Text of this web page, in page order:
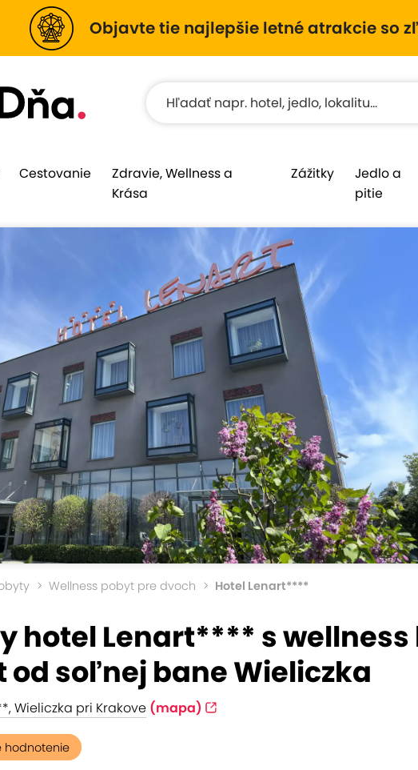
Objavte tie najlepšie letné atrakcie so
Cestovanie
Zdravie, Wellness a
Krása
Zážitky
Jedlo a
pitie
Wellness pobyt pre dvoch Hotel Lenart****
hotel Lenart**** s wellness
od soľnej bane Wieliczka
Wieliczka pri Krakove (mapa)
hodnotenie